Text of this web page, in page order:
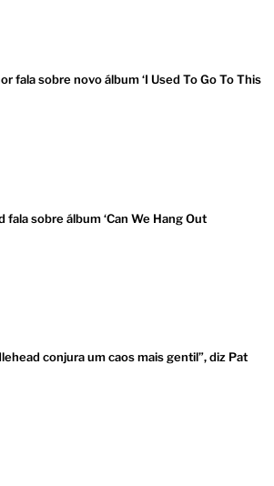
fala sobre novo álbum ‘I Used To Go To This
fala sobre álbum ‘Can We Hang Out
conjura um caos mais gentil”, diz Pat